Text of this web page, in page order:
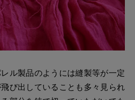
ル製品のようには縫製等が一定
び出していることも多々見られ